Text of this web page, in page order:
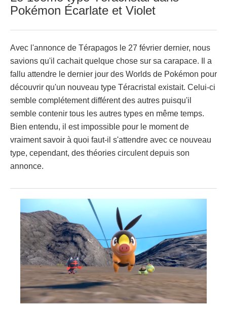
Pokémon Écarlate et Violet
Avec l'annonce de Térapagos le 27 février dernier, nous
savions qu'il cachait quelque chose sur sa carapace. Il a
fallu attendre le dernier jour des Worlds de Pokémon pour
découvrir qu'un nouveau type Téracristal existait. Celui-ci
semble complétement différent des autres puisqu'il
semble contenir tous les autres types en même temps.
Bien entendu, il est impossible pour le moment de
vraiment savoir à quoi faut-il s'attendre avec ce nouveau
type, cependant, des théories circulent depuis son
annonce.